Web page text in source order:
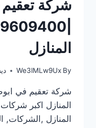
شركة
المنازل
By
We3lMLw9Ux
المنازل اكبر
المنازل